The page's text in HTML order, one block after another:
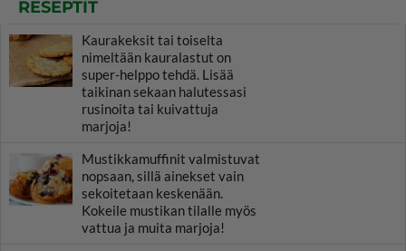
RESEPTIT
Kaurakeksit tai toiselta
nimeltään kauralastut on
super-helppo tehdä. Lisää
taikinan sekaan halutessasi
rusinoita tai kuivattuja
marjoja!
Mustikkamuffinit valmistuvat
nopsaan, sillä ainekset vain
sekoitetaan keskenään.
Kokeile mustikan tilalle myös
vattua ja muita marjoja!